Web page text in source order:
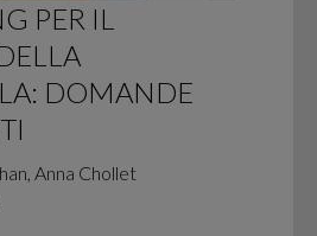
PER IL
DOMANDE
Anna Chollet